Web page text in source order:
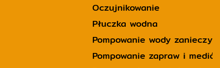
Oczujnikowanie
Płuczka wodna
Pompowanie wody
Pompowanie zapraw i